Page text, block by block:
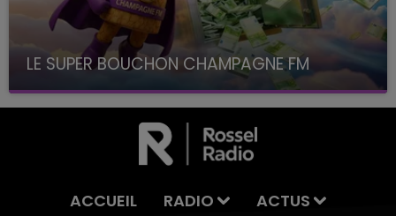
LE SUPER BOUCHON CHAMPAGNE FM
avec La Famille Champagne FM, à 8H10
ACCUEIL RADIO ACTUS